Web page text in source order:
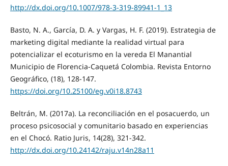
http://dx.doi.org/10.1007/978-3-319-89941-1_13
Basto, N. A., García, D. A. y Vargas, H. F. (2019). Estrategia de
marketing digital mediante la realidad virtual para
potencializar el ecoturismo en la vereda El Manantial
Municipio de Florencia-Caquetá Colombia. Revista Entorno
Geográfico, (18), 128-147.
https://doi.org/10.25100/eg.v0i18.8743
Beltrán, M. (2017a). La reconciliación en el posacuerdo, un
proceso psicosocial y comunitario basado en experiencias
en el Chocó. Ratio Juris, 14(28), 321-342.
http://dx.doi.org/10.24142/raju.v14n28a11